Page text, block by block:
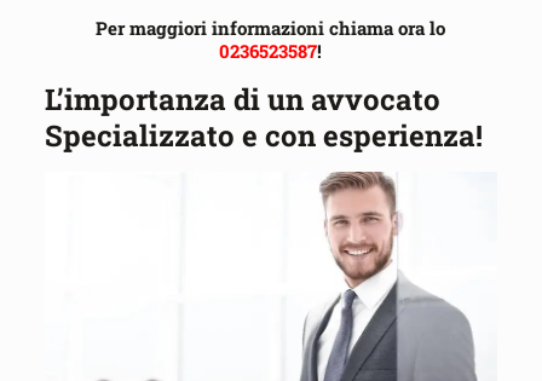
Per maggiori informazioni chiama ora lo
0236523587!
L’importanza di un avvocato
Specializzato e con esperienza!